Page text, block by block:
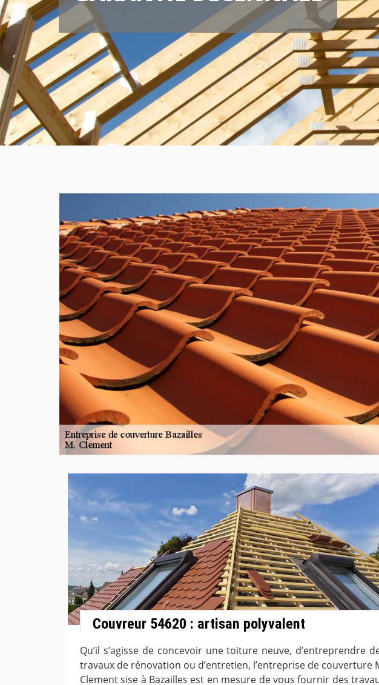
Couvreur 54620 : artisan polyvalent
Qu’il s’agisse de concevoir une toiture neuve, d’entreprendre
travaux de rénovation ou d’entretien, l’entreprise de couverture
Clement sise à Bazailles est en mesure de vous fournir des